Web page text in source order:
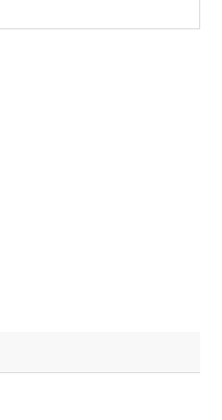
ィ兼コーチを務め、